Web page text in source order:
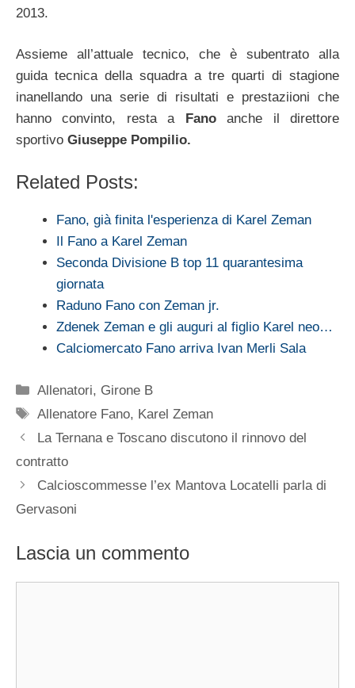
2013.
Assieme all’attuale tecnico, che è subentrato alla
guida tecnica della squadra a tre quarti di stagione
inanellando una serie di risultati e prestaziioni che
hanno convinto, resta a
Fanoanche il direttore
sportivo Giuseppe Pompilio.
Related Posts:
Fano, già finita l'esperienza di Karel Zeman
Il Fano a Karel Zeman
Seconda Divisione B top 11 quarantesima
giornata
Raduno Fano con Zeman jr.
Zdenek Zeman e gli auguri al figlio Karel neo…
Calciomercato Fano arriva Ivan Merli Sala
Categorie
Allenatori, Girone B
Tag
Allenatore Fano, Karel Zeman
La Ternana e Toscano discutono il rinnovo del
contratto
Calcioscommesse l’ex Mantova Locatelli parla di
Gervasoni
Lascia un commento